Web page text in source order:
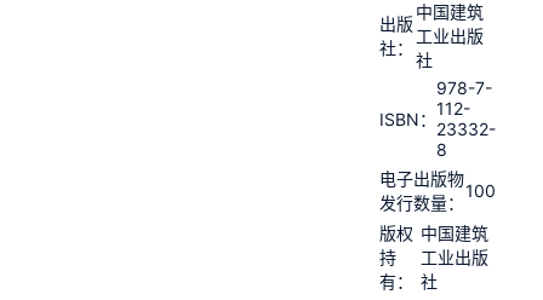
出版
社：
中国建筑
工业出版
社
ISBN：
978-7-
112-
23332-
8
电子出版物
发行数量：
100
版权
持
有：
中国建筑
工业出版
社